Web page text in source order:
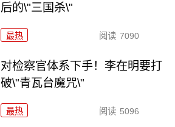
后的\"三国杀\"
最热 阅读 7090
对检察官体系下手！李在明要打
破\"青瓦台魔咒\"
最热 阅读 5096